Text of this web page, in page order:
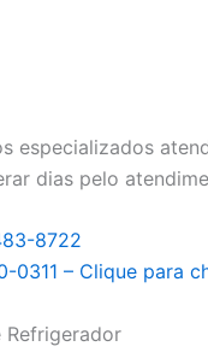
especializados
dias pelo
8722
0311 – Clique para
Refrigerador